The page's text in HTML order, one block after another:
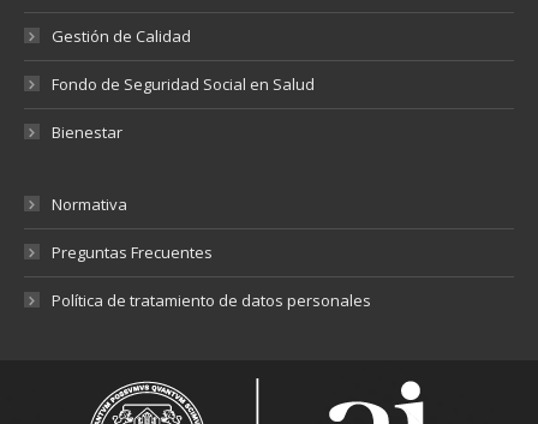
Gestión de Calidad
Fondo de Seguridad Social en Salud
Bienestar
Normativa
Preguntas Frecuentes
Política de tratamiento de datos personales